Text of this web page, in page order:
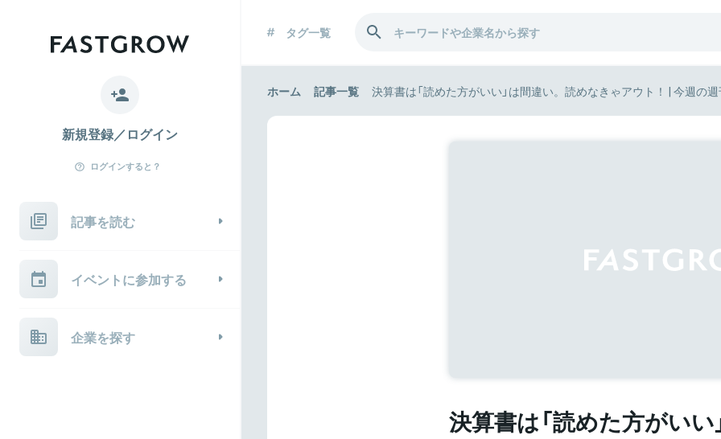
新規登録／ログイン
ログインすると？
記事を読む
イベントに参加する
企業を探す
タグ一覧
ホーム 記事一覧 決算書は「読めた方がいい」は間違い。読めなきゃアウト！ | 今週
決算書は「読めた方がい